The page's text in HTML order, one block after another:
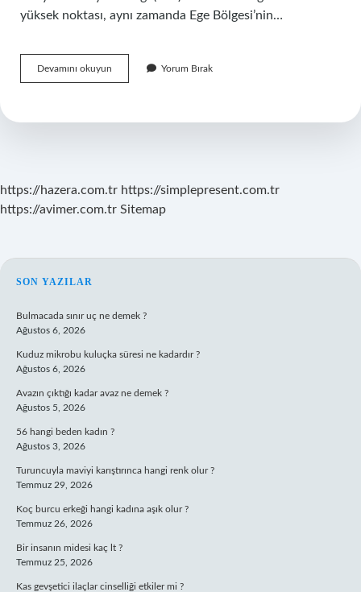
yüksek noktası, aynı zamanda Ege Bölgesi’nin…
Devamını okuyun Denizlideyince
Aklımıza
Yorum Bırak
https://hazera.com.tr https://simplepresent.com.tr
https://avimer.com.tr Sitemap
SIDEBAR
SON YAZILAR
Bulmacada sınır uç ne demek ?
Ağustos 6, 2026
Kuduz mikrobu kuluçka süresi ne kadardır ?
Ağustos 6, 2026
Avazın çıktığı kadar avaz ne demek ?
Ağustos 5, 2026
56 hangi beden kadın ?
Ağustos 3, 2026
Turuncuyla maviyi karıştırınca hangi renk olur ?
Temmuz 29, 2026
Koç burcu erkeği hangi kadına aşık olur ?
Temmuz 26, 2026
Bir insanın midesi kaç lt ?
Temmuz 25, 2026
Kas gevşetici ilaçlar cinselliği etkiler mi ?